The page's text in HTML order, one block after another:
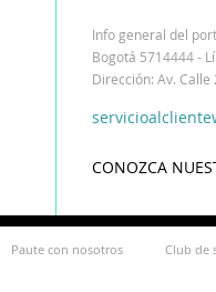
Info general del
Bogotá 5714444 -
Dirección: Av. Calle
CONOZCA
Paute con nosotros Club de